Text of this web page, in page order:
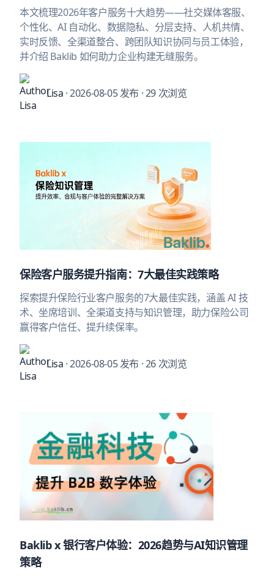
本文梳理2026年客户服务十大趋势——社交媒体客服、
个性化、AI 自动化、数据隐私、分层支持、人机共情、
实时反馈、全渠道整合、跨团队知识协同与员工体验，
并介绍 Baklib 如何助力企业构建无缝服务。
Lisa · 2026-08-05 发布 · 29 次浏览
保险客户服务提升指南：7大最佳实践策略
探索提升保险行业客户服务的7大最佳实践，涵盖 AI 技
术、坐席培训、全渠道支持与知识管理，助力保险公司
赢得客户信任、提升续保率。
Lisa · 2026-08-05 发布 · 26 次浏览
Baklib x 银行客户体验：2026趋势与AI知识管理
策略